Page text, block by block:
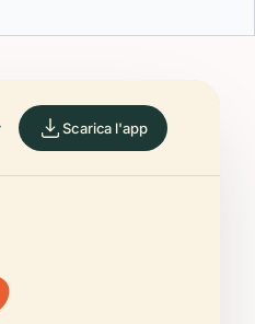
Scarica l'app